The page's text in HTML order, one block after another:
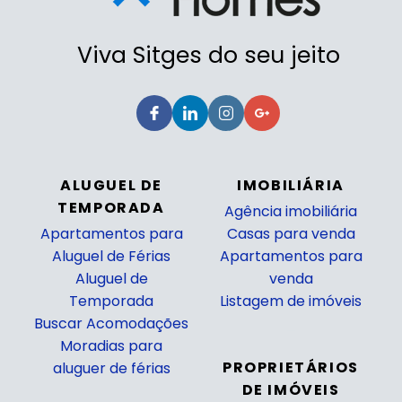
Viva Sitges do seu jeito
ALUGUEL DE
TEMPORADA
Apartamentos para
Aluguel de Férias
Aluguel de
Temporada
Buscar Acomodações
Moradias para
aluguer de férias
IMOBILIÁRIA
Agência imobiliária
Casas para venda
Apartamentos para
venda
Listagem de imóveis
PROPRIETÁRIOS
DE IMÓVEIS